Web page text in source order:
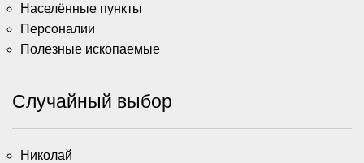
Населённые пункты
Персоналии
Полезные ископаемые
Случайный выбор
Николай